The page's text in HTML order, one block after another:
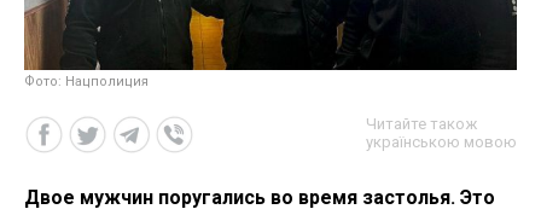
Фото: Нацполиция
Читайте також
українською мовою
Двое мужчин поругались во время застолья. Это